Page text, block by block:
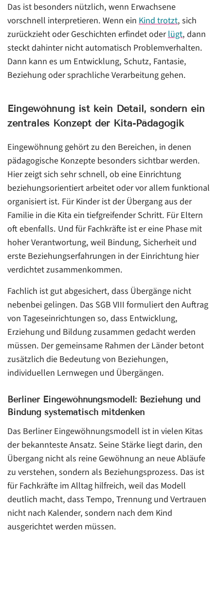
Das ist besonders nützlich, wenn Erwachsene
vorschnell interpretieren. Wenn einKind trotzt, sich
zurückzieht oder Geschichten erfindet oderlügt, dann
steckt dahinter nicht automatisch Problemverhalten.
Dann kann es um Entwicklung, Schutz, Fantasie,
Beziehung oder sprachliche Verarbeitung gehen.
Eingewöhnung ist kein Detail, sondern ein
zentrales Konzept der Kita-Pädagogik
Eingewöhnung gehört zu den Bereichen, in denen
pädagogische Konzepte besonders sichtbar werden.
Hier zeigt sich sehr schnell, ob eine Einrichtung
beziehungsorientiert arbeitet oder vor allem funktional
organisiert ist. Für Kinder ist der Übergang aus der
Familie in die Kita ein tiefgreifender Schritt. Für Eltern
oft ebenfalls. Und für Fachkräfte ist er eine Phase mit
hoher Verantwortung, weil Bindung, Sicherheit und
erste Beziehungserfahrungen in der Einrichtung hier
verdichtet zusammenkommen.
Fachlich ist gut abgesichert, dass Übergänge nicht
nebenbei gelingen. Das SGB VIII formuliert den Auftrag
von Tageseinrichtungen so, dass Entwicklung,
Erziehung und Bildung zusammen gedacht werden
müssen. Der gemeinsame Rahmen der Länder betont
zusätzlich die Bedeutung von Beziehungen,
individuellen Lernwegen und Übergängen.
Berliner Eingewöhnungsmodell: Beziehung und
Bindung systematisch mitdenken
Das Berliner Eingewöhnungsmodell ist in vielen Kitas
der bekannteste Ansatz. Seine Stärke liegt darin, den
Übergang nicht als reine Gewöhnung an neue Abläufe
zu verstehen, sondern als Beziehungsprozess. Das ist
für Fachkräfte im Alltag hilfreich, weil das Modell
deutlich macht, dass Tempo, Trennung und Vertrauen
nicht nach Kalender, sondern nach dem Kind
ausgerichtet werden müssen.